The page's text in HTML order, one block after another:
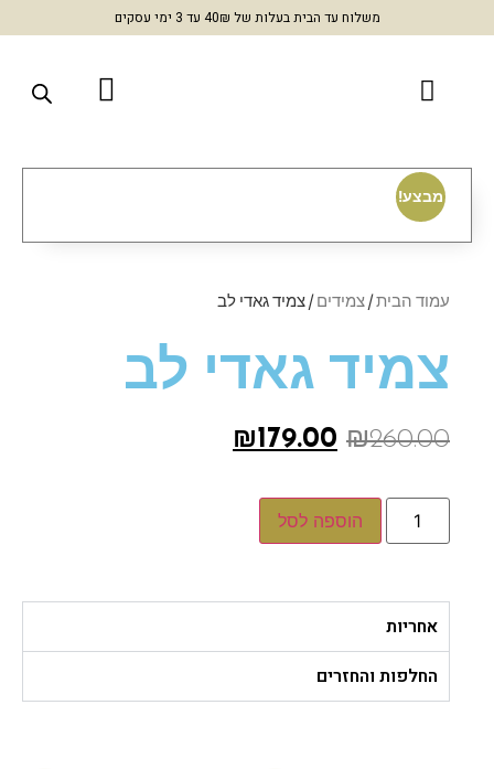
משלוח עד הבית בעלות של 40₪ עד 3 ימי עסקים
עמוד הבית/צמידים/ צמיד גאדי לב
צמיד גאדי לב
₪260.00
₪179.00
הוספה לסל
אחריות
החלפות והחזרים
מבצע!